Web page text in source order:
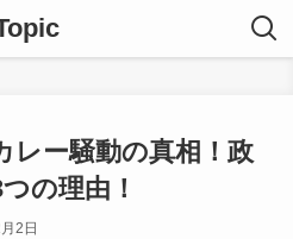
レー騒動の真相！政
の理由！
2日